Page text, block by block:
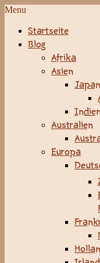
Menu
Startseite
Blog
Afrika
Asien
Japan
Australien
Europa